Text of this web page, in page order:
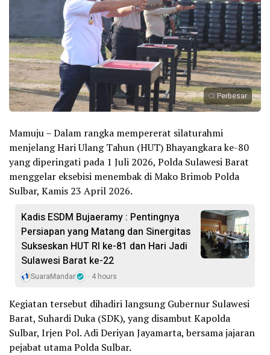
Perbesar
Mamuju – Dalam rangka mempererat silaturahmi
menjelang Hari Ulang Tahun (HUT) Bhayangkara ke-80
yang diperingati pada 1 Juli 2026, Polda Sulawesi Barat
menggelar eksebisi menembak di Mako Brimob Polda
Sulbar, Kamis 23 April 2026.
Kadis ESDM Bujaeramy : Pentingnya
Persiapan yang Matang dan Sinergitas
Sukseskan HUT RI ke-81 dan Hari Jadi
Sulawesi Barat ke-22
SuaraMandar 4 hours
Kegiatan tersebut dihadiri langsung Gubernur Sulawesi
Barat, Suhardi Duka (SDK), yang disambut Kapolda
Sulbar, Irjen Pol. Adi Deriyan Jayamarta, bersama jajaran
pejabat utama Polda Sulbar.